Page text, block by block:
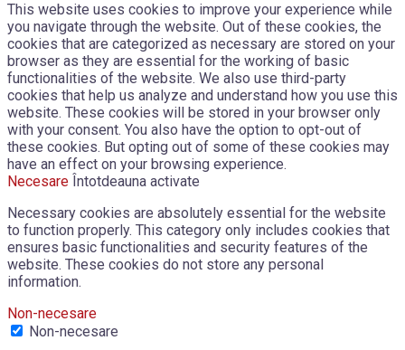
This website uses cookies to improve your experience while
you navigate through the website. Out of these cookies, the
cookies that are categorized as necessary are stored on your
browser as they are essential for the working of basic
functionalities of the website. We also use third-party
cookies that help us analyze and understand how you use this
website. These cookies will be stored in your browser only
with your consent. You also have the option to opt-out of
these cookies. But opting out of some of these cookies may
have an effect on your browsing experience.
Necesare Întotdeauna activate
Necessary cookies are absolutely essential for the website
to function properly. This category only includes cookies that
ensures basic functionalities and security features of the
website. These cookies do not store any personal
information.
Non-necesare
Non-necesare